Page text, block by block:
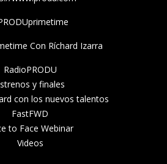
Con Ríchard Izarra
RadioPRODU
y finales
con los nuevos talentos
FastFWD
to Face Webinar
Videos